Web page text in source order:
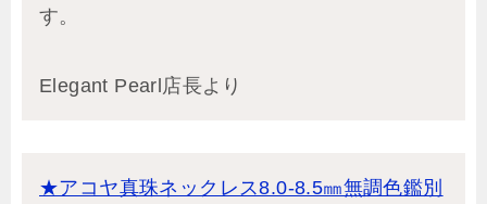
す。
Elegant Pearl店長より
★アコヤ真珠ネックレス8.0-8.5㎜無調色鑑別